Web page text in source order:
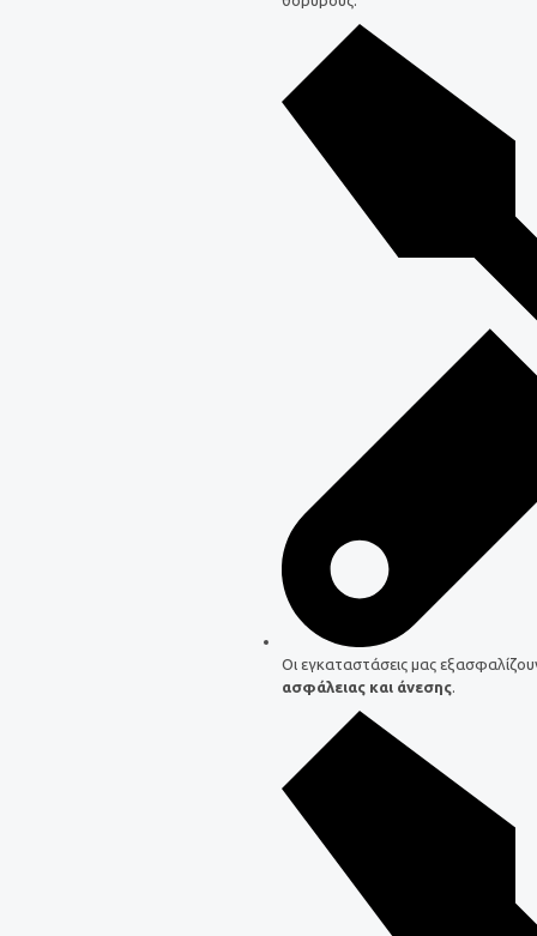
Οι εγκαταστάσεις μας
ασφάλειας και άνεσης.